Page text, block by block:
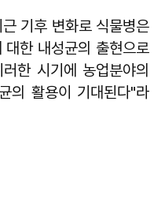
기후 변화로 식물병은
대한 내성균의 출현으로
한 시기에 농업분야의
의 활용이 기대된다"라